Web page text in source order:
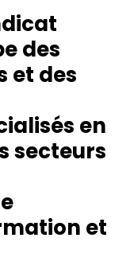
des
et des
en
secteurs
et